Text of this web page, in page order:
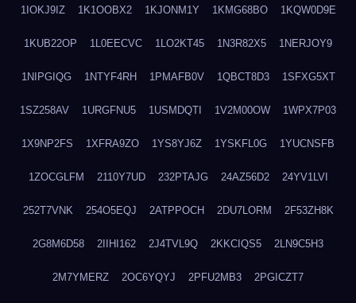
1IOKJ9IZ 1K1OOBX2 1KJONM1Y 1KMG68BO 1KQW0D9E
1KUB22OP 1L0EECVC 1LO2KT45 1N3R82X5 1NERJOY9
1NIPGIQG 1NTYF4RH 1PMAFB0V 1QBCT8D3 1SFXG5XT
1SZ258AV 1URGFNU5 1USMDQTI 1V2M00OW 1WPX7P03
1X9NP2FS 1XFRA9ZO 1YS8YJ6Z 1YSKFL0G 1YUCNSFB
1ZOCGLFM 2110Y7UD 232PTAJG 24AZ56D2 24YV1LVI
252T7VNK 254O5EQJ 2ATPPOCH 2DU7LORM 2F53ZH8K
2G8M6D58 2IIHI162 2J4TVL9Q 2KKCIQS5 2LN9C5H3
2M7YMERZ 2OC6YQYJ 2PFU2MB3 2PGICZT7